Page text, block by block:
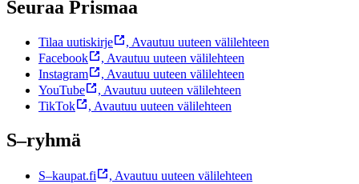
Seuraa Prismaa
Tilaa uutiskirje , Avautuu uuteen välilehteen
Facebook
, Avautuu uuteen välilehteen
Instagram
, Avautuu uuteen välilehteen
YouTube
, Avautuu uuteen välilehteen
TikTok
, Avautuu uuteen välilehteen
S–ryhmä
S–kaupat.fi , Avautuu uuteen välilehteen